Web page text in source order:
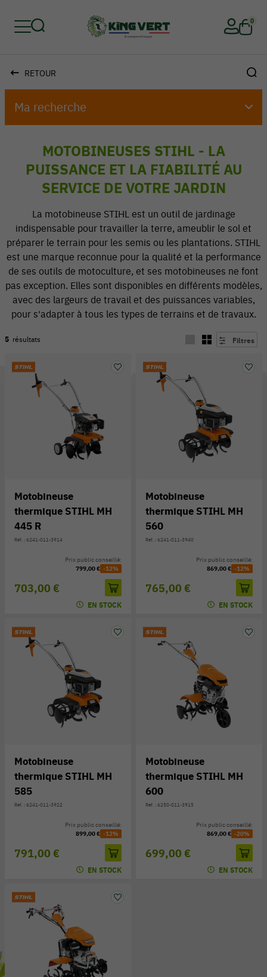
0
RETOUR
Ma recherche
MOTOBINEUSES STIHL - LA
PUISSANCE ET LA FIABILITÉ AU
SERVICE DE VOTRE JARDIN
La motobineuse STIHL est un outil de jardinage
indispensable pour travailler la terre, ameublir le sol et
préparer le terrain pour les semis ou les plantations. STIHL
est une marque reconnue pour la qualité et la performance
de ses outils de motoculture, et ses motobineuses ne font
pas exception. Elles sont disponibles en différents modèles,
avec des largeurs de travail et des puissances variables,
pour s'adapter à tous les types de terrains et de travaux.
5 résultats Filtres
Motobineuse
thermique STIHL MH
445 R
Réf. : 6241-011-3914
703,00 €
Prix public conseillé:
799,00 € -12%
EN STOCK
Motobineuse
thermique STIHL MH
560
Réf. : 6241-011-3940
765,00 €
Prix public conseillé:
869,00 € -12%
EN STOCK
Motobineuse
thermique STIHL MH
585
Réf. : 6241-011-3922
791,00 €
Prix public conseillé:
899,00 € -12%
EN STOCK
Motobineuse
thermique STIHL MH
600
Réf. : 6250-011-3915
699,00 €
Prix public conseillé:
869,00 € -20%
EN STOCK